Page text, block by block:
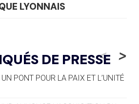
LYONNAIS
PEUT DÉMONTRER
ORGANISER DES JO
»
DE PRESSE
<
UN PONT POUR LA PAIX ET L’UNITÉ
>